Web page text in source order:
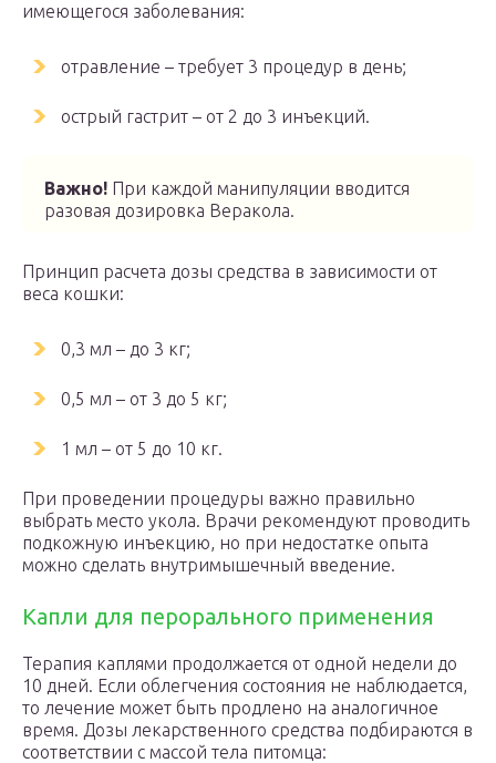
имеющегося заболевания:
отравление – требует 3 процедур в день;
острый гастрит – от 2 до 3 инъекций.
Важно! При каждой манипуляции вводится
разовая дозировка Веракола.
Принцип расчета дозы средства в зависимости от
веса кошки:
0,3 мл – до 3 кг;
0,5 мл – от 3 до 5 кг;
1 мл – от 5 до 10 кг.
При проведении процедуры важно правильно
выбрать место укола. Врачи рекомендуют проводить
подкожную инъекцию, но при недостатке опыта
можно сделать внутримышечный введение.
Капли для перорального применения
Терапия каплями продолжается от одной недели до
10 дней. Если облегчения состояния не наблюдается,
то лечение может быть продлено на аналогичное
время. Дозы лекарственного средства подбираются в
соответствии с массой тела питомца: